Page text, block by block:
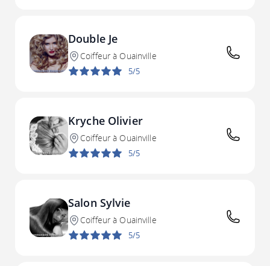
Double Je
Coiffeur à Ouainville
5/5
Kryche Olivier
Coiffeur à Ouainville
5/5
Salon Sylvie
Coiffeur à Ouainville
5/5